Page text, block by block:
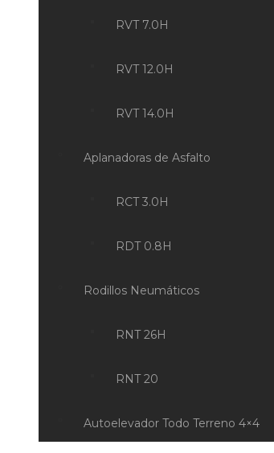
RVT 7.0H
RVT 12.0H
RVT 14.0H
Aplanadoras de Asfalto
RCT 3.0H
RDT 0.8H
Rodillos Neumáticos
RNT 26H
RNT 20
Autoelevador Todo Terreno 4×4